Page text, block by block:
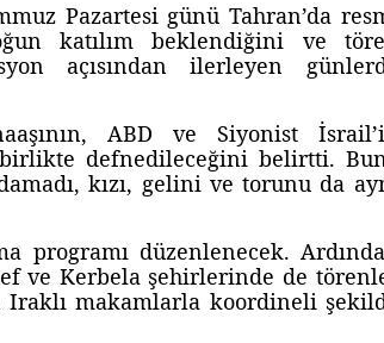
Pazartesi günü Tahran’da
katılım beklendiğini ve
açısından ilerleyen
ABD ve Siyonist
defnedileceğini belirtti.
kızı, gelini ve torunu da
programı düzenlenecek.
ve Kerbela şehirlerinde de
Iraklı makamlarla koordineli